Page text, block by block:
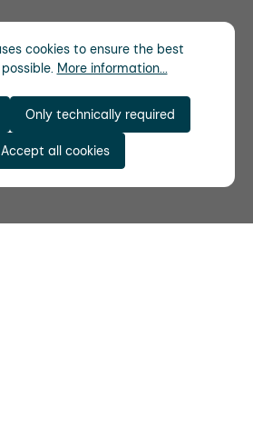
cookies to ensure the best
More information...
Only technically required
Accept all cookies